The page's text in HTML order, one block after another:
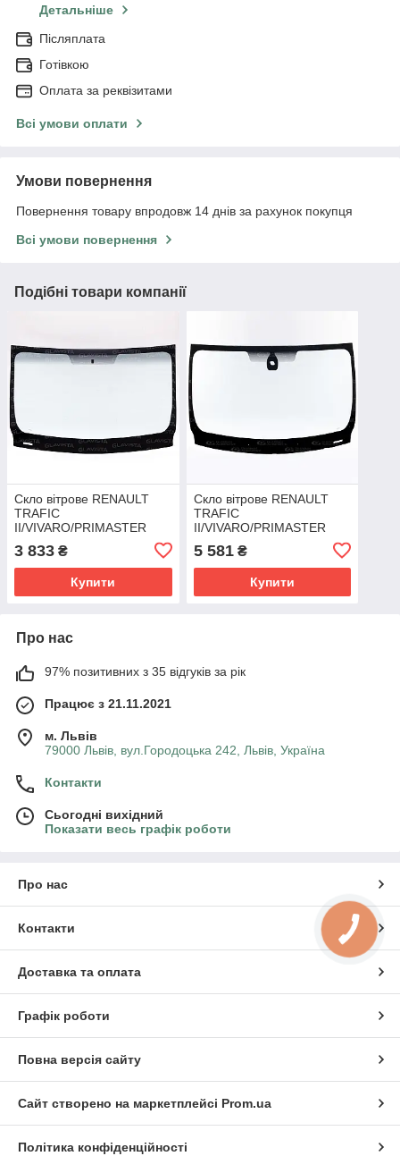
Детальніше
Післяплата
Готівкою
Оплата за реквізитами
Всі умови оплати
Умови повернення
Повернення товару впродовж 14 днів за рахунок покупця
Всі умови повернення
Подібні товари компанії
Скло вітрове RENAULT
TRAFIC
II/VIVARO/PRIMASTER
(7252AGNGYV/6300AGNGYV)
(Фургон) (2001-2013)
Glaspo (Польща)
3 833 ₴
Купити
Скло вітрове RENAULT
TRAFIC
II/VIVARO/PRIMASTER
(7252AGSMV1P/6300AGSMV1P)
(Фургон) (2001-2013)
Glaspo (Польща)
5 581₴
Купити
Про нас
97% позитивних з 35 відгуків за рік
Працює з 21.11.2021
м. Львів
79000 Львів, вул.Городоцька 242, Львів, Україна
Контакти
Сьогодні вихідний
Показати весь графік роботи
Про нас
Контакти
Доставка та оплата
Графік роботи
Повна версія сайту
Сайт створено на маркетплейсі Prom.ua
Політика конфіденційності